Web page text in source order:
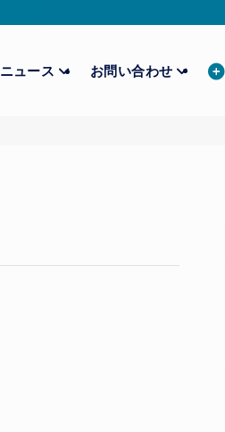
ニュース お問い合わせ